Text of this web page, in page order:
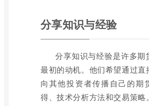
分享知识与经验
分享知识与经验是许多期
最初的动机。他们希望通过直
向其他投资者传播自己的期
得、技术分析方法和交易策略